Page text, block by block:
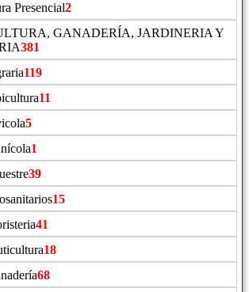
Presencial2
GANADERÍA, JARDINERIA Y
381
119
11
5
1
39
15
41
18
68